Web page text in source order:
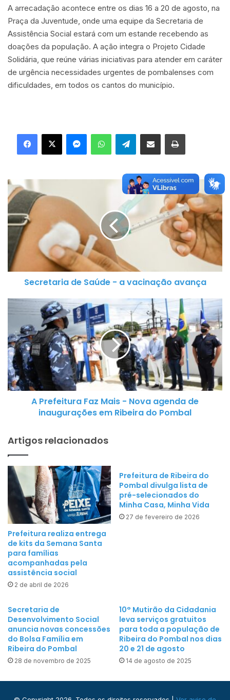
A arrecadação acontece entre os dias 16 a 20 de agosto, na
Praça da Juventude, onde uma equipe da Secretaria de
Assistência Social estará com um estande recebendo as
doações da população. A ação integra o Projeto Cidade
Solidária, que reúne várias iniciativas para atender em caráter
de urgência necessidades urgentes de pombalenses com
dificuldades, em todos os cantos do município.
X WhatsApp Telegram
S
e
r
r
a
S
a
ú
d
e
c
i
n
ç
ã
o
a
v
a
n
ç
Secretaria de Saúde - a vacinação avança
P
e
f
e
i
t
F
a
z
M
i
s
-
N
o
v
a
a
e
n
d
a
d
A Prefeitura Faz Mais - Nova agenda de
inaugurações em Ribeira do Pombal
Artigos relacionados
Prefeitura realiza entrega
de kits da Semana Santa
para famílias
acompanhadas pela
assistência social
2 de abril de 2026
Prefeitura de Ribeira do
Pombal divulga lista de
pré-selecionados do
Minha Casa, Minha Vida
27 de fevereiro de 2026
Secretaria de
Desenvolvimento Social
anuncia novas concessões
do Bolsa Família em
Ribeira do Pombal
28 de novembro de 2025
10° Mutirão da Cidadania
leva serviços gratuitos
para toda a população de
Ribeira do Pombal nos dias
20 e 21 de agosto
14 de agosto de 2025